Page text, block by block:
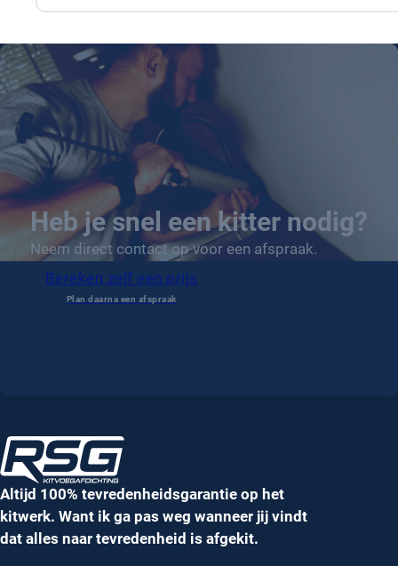
Heb je snel een kitter nodig?
Neem direct contact op voor een afspraak.
Bereken zelf een prijs
Altijd 100% tevredenheidsgarantie op het
kitwerk. Want ik ga pas weg wanneer jij vindt
dat alles naar tevredenheid is afgekit.